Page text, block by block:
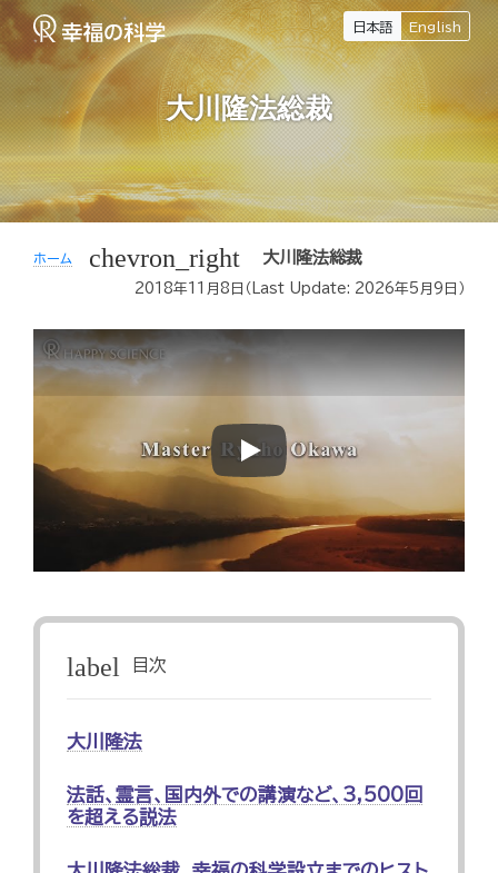
日本語 English
大川隆法総裁
ホーム chevron_right 大川隆法総裁
2018年11月8日 （Last Update: 2026年5月9日 ）
Play
label 目次
大川隆法
法話、霊言、国内外での講演など、3,500回
を超える説法